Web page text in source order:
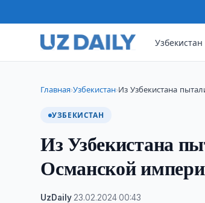
Узбекистан
Главная›Узбекистан›Из Узбекистана
УЗБЕКИСТАН
Из Узбекистана
Османской
UzDaily 23.02.2024·00:43